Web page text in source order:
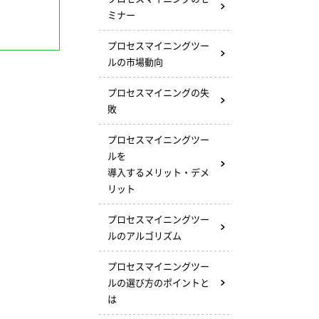
ミナー
プロセスマイニングツー
ルの市場動向
プロセスマイニングの失
敗
プロセスマイニングツー
ルを
導入するメリット・デメ
リット
プロセスマイニングツー
ルのアルゴリズム
プロセスマイニングツー
ルの選び方のポイントと
は